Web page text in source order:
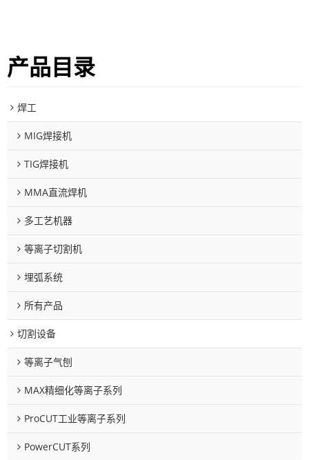
产品目录
焊工
MIG焊接机
TIG焊接机
MMA直流焊机
多工艺机器
等离子切割机
埋弧系统
所有产品
切割设备
等离子气刨
MAX精细化等离子系列
ProCUT工业等离子系列
PowerCUT系列